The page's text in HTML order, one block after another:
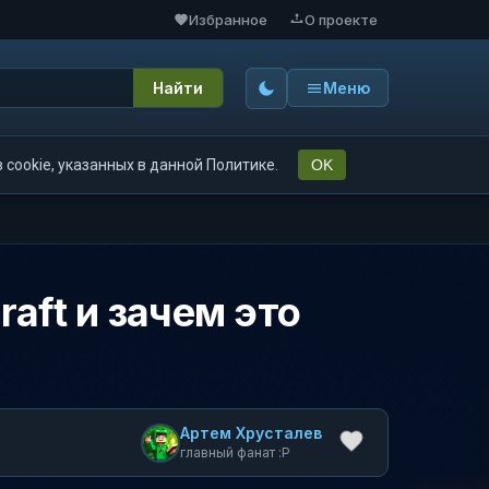
Избранное О проекте
Найти Меню
указанных в данной Политике. OK
и зачем это
Артем Хрусталев
главный фанат :P